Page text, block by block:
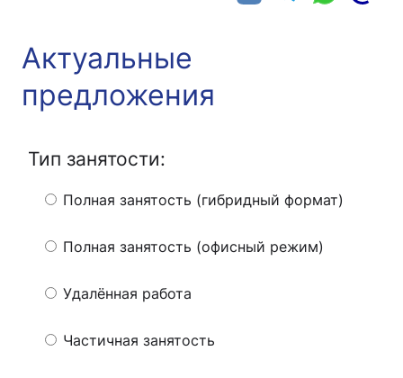
Актуальные
предложения
Тип занятости:
Полная занятость (гибридный формат)
Полная занятость (офисный режим)
Удалённая работа
Частичная занятость